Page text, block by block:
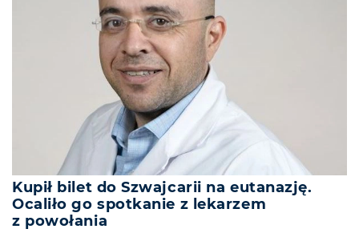
Kupił bilet do Szwajcarii na eutanazję.
Ocaliło go spotkanie z lekarzem
z powołania